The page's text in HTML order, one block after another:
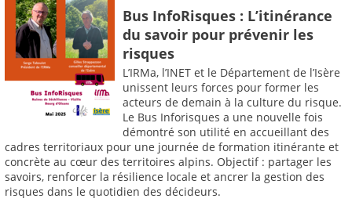
Bus InfoRisques : L’itinérance
du savoir pour prévenir les
risques
L’IRMa, l’INET et le Département de l’Isère
unissent leurs forces pour former les
acteurs de demain à la culture du risque.
Le Bus Inforisques a une nouvelle fois
démontré son utilité en accueillant des
cadres territoriaux pour une journée de formation itinérante et
concrète au cœur des territoires alpins. Objectif : partager les
savoirs, renforcer la résilience locale et ancrer la gestion des
risques dans le quotidien des décideurs.